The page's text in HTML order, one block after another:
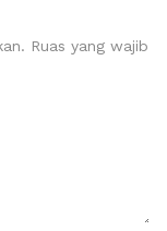
Ruas yang wajib